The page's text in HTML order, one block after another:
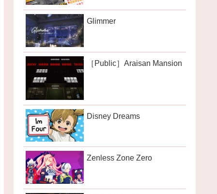
Glimmer
［Public］Araisan Mansion
Disney Dreams
Zenless Zone Zero